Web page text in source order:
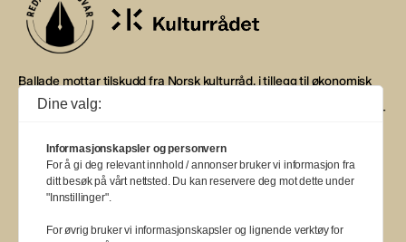
Ballade mottar tilskudd fra Norsk kulturråd, i tillegg til økonomisk
støtte fra eierne NOPA, Norsk komponistforening og
Musikkforleggerne. Ballade drives etter Redaktør- og Vær Varsom-
BALLADE — NORGES MUSIKKMAGASIN
Dine valg:
Informasjonskapsler og personvern
For å gi deg relevant innhold / annonser bruker vi informasjon fra
ditt besøk på vårt nettsted. Du kan reservere deg mot dette under
"Innstillinger".
For øvrig bruker vi informasjonskapsler og lignende verktøy for